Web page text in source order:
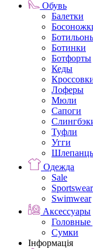
Обувь
Балетки
Ботинки
Ботфорты
Кеды
Лоферы
Мюли
Сапоги
Туфли
Угги
Одежда
Sale
Sportswear
Swimwear
Аксессуары
Сумки
Інформація